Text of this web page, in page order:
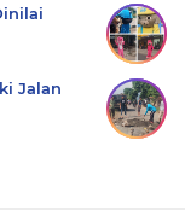
Jalan